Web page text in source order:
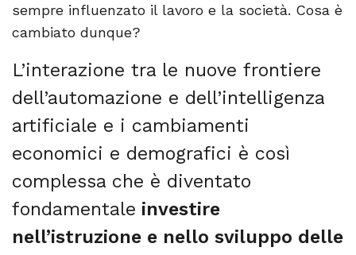
sempre influenzato il lavoro e la società. Cosa è
cambiato dunque?
L’interazione tra le nuove frontiere
dell’automazione e dell’intelligenza
artificiale e i cambiamenti
economici e demografici è così
complessa che è diventato
fondamentale investire
nell’istruzione e nello sviluppo delle